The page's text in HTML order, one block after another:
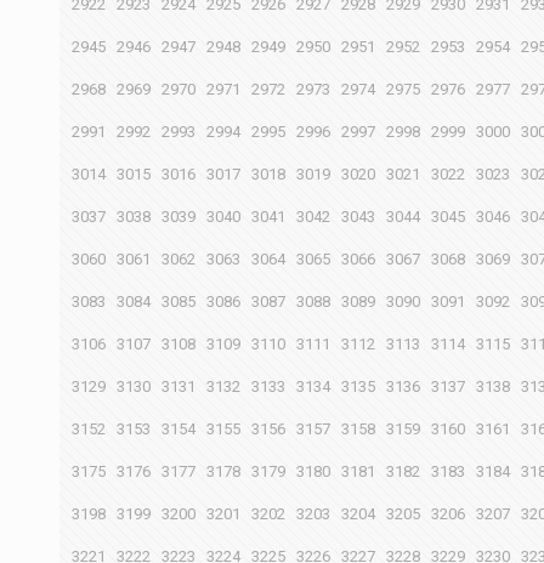
2922 2923 2924 2925 2926 2927 2928 2929 2930 2931
2945 2946 2947 2948 2949 2950 2951 2952 2953 2954
2968 2969 2970 2971 2972 2973 2974 2975 2976 2977
2991 2992 2993 2994 2995 2996 2997 2998 2999 3000
3014 3015 3016 3017 3018 3019 3020 3021 3022 3023
3037 3038 3039 3040 3041 3042 3043 3044 3045 3046
3060 3061 3062 3063 3064 3065 3066 3067 3068 3069
3083 3084 3085 3086 3087 3088 3089 3090 3091 3092
3106 3107 3108 3109 3110 3111 3112 3113 3114 3115
3129 3130 3131 3132 3133 3134 3135 3136 3137 3138
3152 3153 3154 3155 3156 3157 3158 3159 3160 3161
3175 3176 3177 3178 3179 3180 3181 3182 3183 3184
3198 3199 3200 3201 3202 3203 3204 3205 3206 3207
3221 3222 3223 3224 3225 3226 3227 3228 3229 3230